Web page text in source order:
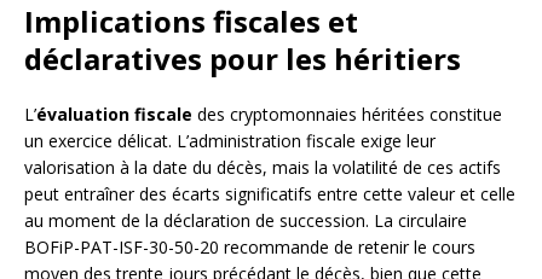
Implications fiscales et
déclaratives pour les héritiers
L’évaluation fiscale des cryptomonnaies héritées constitue
un exercice délicat. L’administration fiscale exige leur
valorisation à la date du décès, mais la volatilité de ces actifs
peut entraîner des écarts significatifs entre cette valeur et celle
au moment de la déclaration de succession. La circulaire
BOFiP-PAT-ISF-30-50-20 recommande de retenir le cours
moyen des trente jours précédant le décès, bien que cette